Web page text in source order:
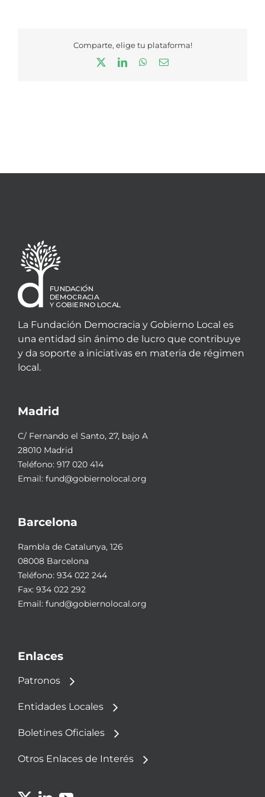
Comparte, elige tu plataforma!
LinkedInWhatsApp
Correo
La Fundación Democracia y Gobierno Local es
una entidad sin ánimo de lucro que contribuye
y da soporte a iniciativas en materia de régimen
local.
Madrid
C/ Fernando el Santo, 27, bajo A
28010 Madrid
Teléfono: 917 020 414
Email: fund@gobiernolocal.org
Barcelona
Rambla de Catalunya, 126
08008 Barcelona
Teléfono: 934 022 244
Fax: 934 022 292
Email: fund@gobiernolocal.org
Enlaces
Patronos
Entidades Locales
Boletines Oficiales
Otros Enlaces de Interés